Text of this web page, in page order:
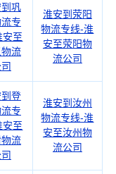
巩
专
安至
流
淮安到荥阳
物流专线-淮
安至荥阳物
流公司
登
专
安至
流
淮安到汝州
物流专线-淮
安至汝州物
流公司